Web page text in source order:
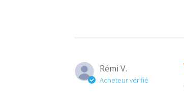
Rémi V.
Acheteur vérifié